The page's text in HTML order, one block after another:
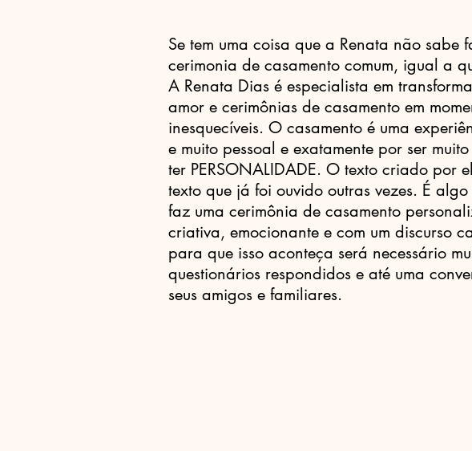
Se tem uma coisa que a Renata não sabe
cerimonia de casamento comum, igual a
A Renata Dias é especialista em
amor e cerimônias de casamento em
inesquecíveis. O casamento é uma
e muito pessoal e exatamente por ser
ter PERSONALIDADE. O texto criado por
texto que já foi ouvido outras vezes. É
faz uma cerimônia de casamento
criativa, emocionante e com um discurso
para que isso aconteça será necessário
questionários respondidos e até uma
seus amigos e familiares.